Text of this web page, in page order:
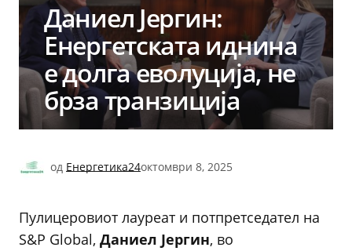
Даниел Јергин:
Енергетската иднина
е долга еволуција, не
брза транзиција
од Енергетика24октомври 8, 2025
Пулицеровиот лауреат и потпретседател на
S&P Global, Даниел Јергин, во